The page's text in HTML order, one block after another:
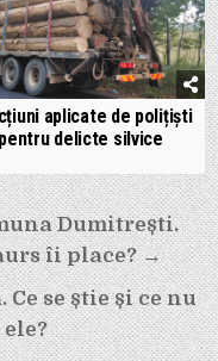
aplicate de polițiști
pentru delicte silvice
Dumitrești.
îi place? →
se știe și ce nu